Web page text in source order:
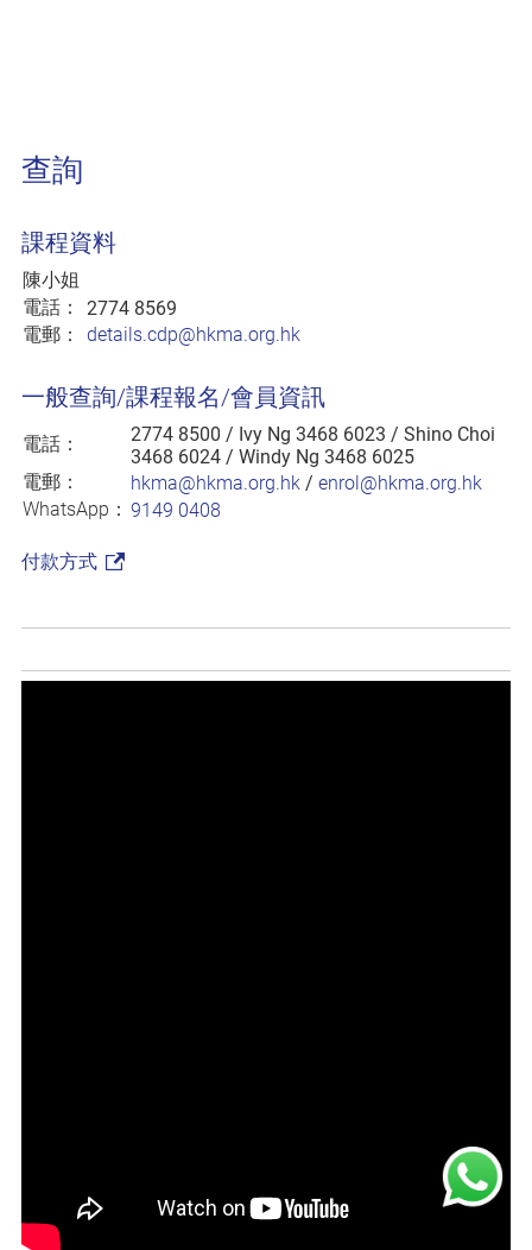
查詢
課程資料
陳小姐
電話：
2774 8569
電郵：
details.cdp@hkma.org.hk
一般查詢/課程報名/會員資訊
電話： 2774 8500 / Ivy Ng 3468 6023 / Shino Choi
3468 6024 / Windy Ng 3468 6025
電郵：
hkma@hkma.org.hk / enrol@hkma.org.hk
WhatsApp： 9149 0408
付款方式